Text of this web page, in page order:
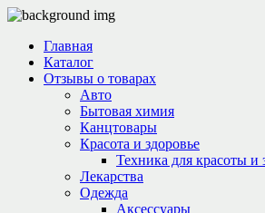
Главная
Каталог
Отзывы о товарах
Авто
Бытовая химия
Канцтовары
Красота и здоровье
Техника для красоты и
Лекарства
Одежда
Аксессуары